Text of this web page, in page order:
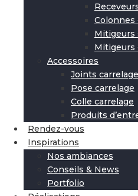
Colonnes
Mitigeurs
Mitigeurs
Accessoires
Joints carrelage
Pose carrelage
Colle carrelage
Produits
Rendez-vous
Inspirations
Nos ambiances
Conseils & News
Portfolio